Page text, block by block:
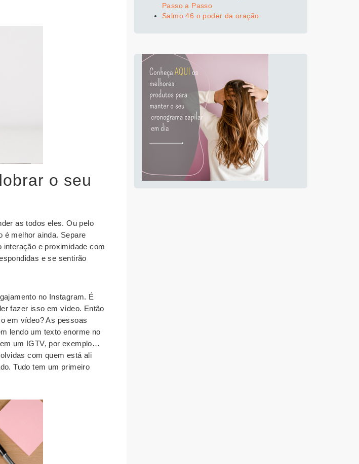
o seu
as todos eles. Ou pelo
é melhor ainda. Separe
e proximidade com
e se sentirão
no Instagram. É
fazer isso em vídeo. Então
em vídeo? As pessoas
lendo um texto enorme no
um IGTV, por exemplo…
com quem está ali
Tudo tem um primeiro
Passo a Passo
Salmo 46 o poder da oração